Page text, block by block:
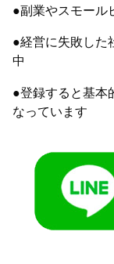
●副業やスモール
●経営に失敗した
中
●登録すると基本
なっています